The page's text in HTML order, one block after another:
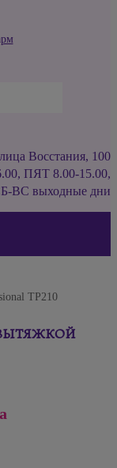
Восстания, 100
ПЯТ 8.00-15.00,
ВС выходные дни
ТP210